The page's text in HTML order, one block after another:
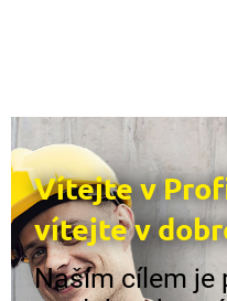
Vítejte v
vítejte v
Naším cílem je